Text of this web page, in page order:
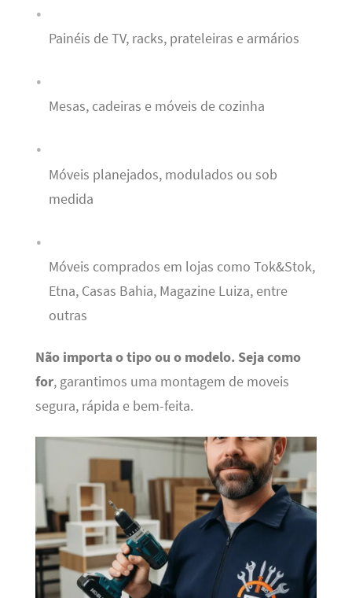
Painéis de TV, racks, prateleiras e armários
Mesas, cadeiras e móveis de cozinha
Móveis planejados, modulados ou sob
medida
Móveis comprados em lojas como Tok&Stok,
Etna, Casas Bahia, Magazine Luiza, entre
outras
Não importa o tipo ou o modelo. Seja como
for, garantimos uma montagem de moveis
segura, rápida e bem-feita.